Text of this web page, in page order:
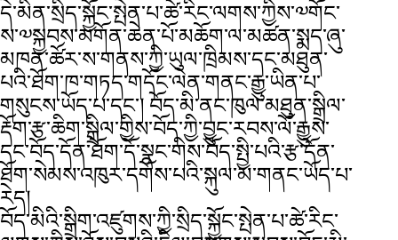
དེ་མིན་སྲིད་སྐྱོང་སྤེན་པ་ཚེ་རིང་ལགས་ཀྱིས་༧གོང་
ས་༧སྐྱབས་མགོན་ཆེན་པོ་མཆོག་ལ་མཚན་སྨད་ཞུ་
མཁན་ཚོར་ས་གནས་ཀྱི་ཡུལ་ཁྲིམས་དང་མཐུན་
པའི་ཐོག་ཁ་གཏད་གདོང་ལེན་གནང་རྒྱུ་ཡིན་པ་
གསུངས་ཡོད་པ་དང་། བོད་མི་ནང་ཁུལ་མཐུན་སྒྲིལ་
རྡོག་རྩ་ཆིག་སྒྲིལ་གྱིས་བོད་ཀྱི་བྱུང་རབས་ལོ་རྒྱུས་
དང་བོད་དོན་ཐོག་དོ་སྣང་གིས་བོད་སྤྱི་པའི་རྩ་དོན་
ཐོག་སེམས་འཁུར་དགོས་པའི་སྐུལ་མ་གནང་ཡོད་པ་
རེད།
བོད་མིའི་སྒྲིག་འཛུགས་ཀྱི་སྲིད་སྐྱོང་སྤེན་པ་ཚེ་རིང་